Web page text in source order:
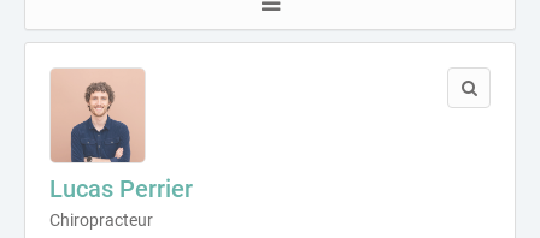
Lucas Perrier
Chiropracteur